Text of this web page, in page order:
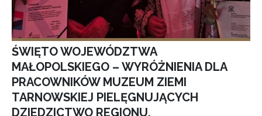
ŚWIĘTO WOJEWÓDZTWA
MAŁOPOLSKIEGO – WYRÓŻNIENIA DLA
PRACOWNIKÓW MUZEUM ZIEMI
TARNOWSKIEJ PIELĘGNUJĄCYCH
DZIEDZICTWO REGIONU.